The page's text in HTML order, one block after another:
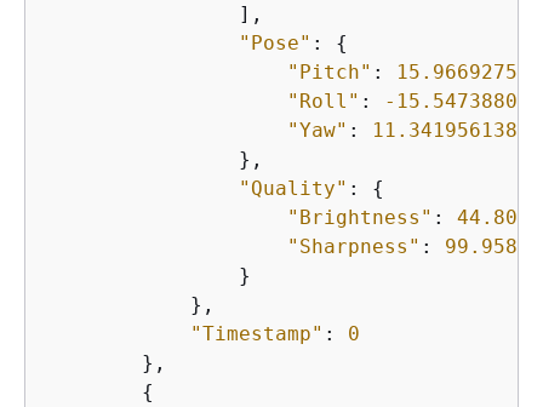
                ],
"Pose" : {
"Pitch" :
"Roll" :
-
"Yaw" :
                },
"Quality" : {
"Brightness" :
"Sharpness" :
                }
            },
"Timestamp" : 0
        },
{